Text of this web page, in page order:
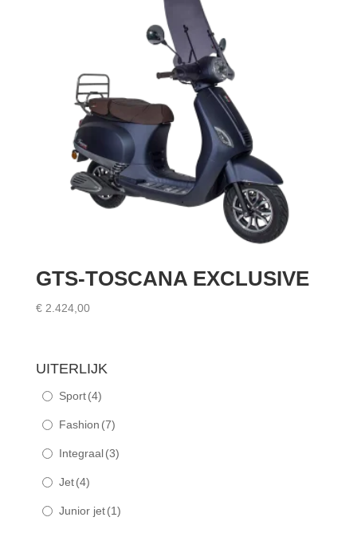
GTS-TOSCANA EXCLUSIVE
€2.424,00
UITERLIJK
Sport (4)
Fashion (7)
Integraal (3)
Jet (4)
Junior jet (1)